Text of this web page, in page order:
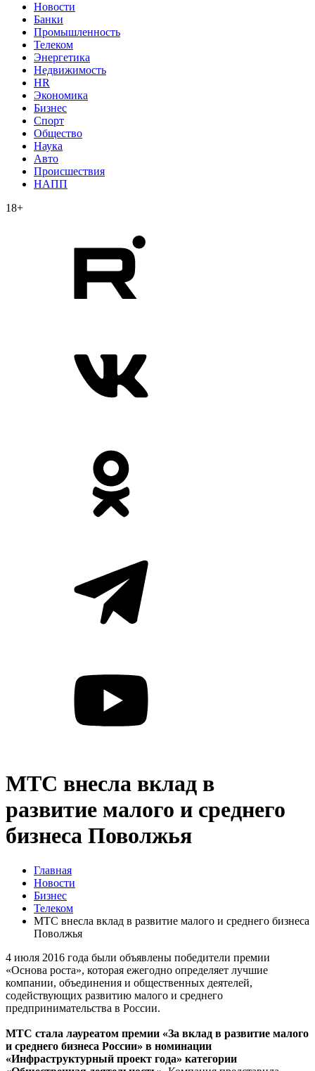
Новости
Банки
Промышленность
Телеком
Энергетика
Недвижимость
HR
Экономика
Бизнес
Спорт
Общество
Наука
Авто
Происшествия
НАПП
18+
МТС внесла вклад в
развитие малого и среднего
бизнеса Поволжья
Главная
Новости
Бизнес
Телеком
МТС внесла вклад в развитие малого и среднего бизнеса
Поволжья
4 июля 2016 года были объявлены победители премии
«Основа роста», которая ежегодно определяет лучшие
компании, объединения и общественных деятелей,
содействующих развитию малого и среднего
предпринимательства в России.
МТС стала лауреатом премии «За вклад в развитие малого
и среднего бизнеса России» в номинации
«Инфраструктурный проект года» категории